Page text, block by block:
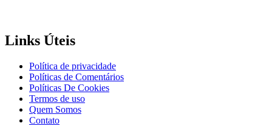
Links Úteis
Política de privacidade
Políticas de Comentários
Políticas De Cookies
Termos de uso
Quem Somos
Contato